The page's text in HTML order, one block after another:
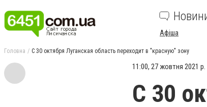
Афіша
Головна С 30 октября Луганская область переходит в "красную" зону
11:00, 27 жовтня 2021 р.
С 30